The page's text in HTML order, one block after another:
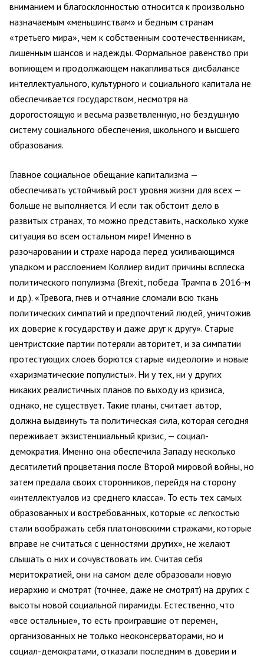
вниманием и благосклонностью относится к произвольно
назначаемым «меньшинствам» и бедным странам
«третьего мира», чем к собственным соотечественникам,
лишенным шансов и надежды. Формальное равенство при
вопиющем и продолжающем накапливаться дисбалансе
интеллектуального, культурного и социального капитала не
обеспечивается государством, несмотря на
дорогостоящую и весьма разветвленную, но бездушную
систему социального обеспечения, школьного и высшего
образования.
Главное социальное обещание капитализма —
обеспечивать устойчивый рост уровня жизни для всех —
больше не выполняется. И если так обстоит дело в
развитых странах, то можно представить, насколько хуже
ситуация во всем остальном мире! Именно в
разочаровании и страхе народа перед усиливающимся
упадком и расслоением Коллиер видит причины всплеска
политического популизма (Brexit, победа Трампа в 2016-м
и др.). «Тревога, гнев и отчаяние сломали всю ткань
политических симпатий и предпочтений людей, уничтожив
их доверие к государству и даже друг к другу». Старые
центристские партии потеряли авторитет, и за симпатии
протестующих слоев борются старые «идеологи» и новые
«харизматические популисты». Ни у тех, ни у других
никаких реалистичных планов по выходу из кризиса,
однако, не существует. Такие планы, считает автор,
должна выдвинуть та политическая сила, которая сегодня
переживает экзистенциальный кризис, — социал-
демократия. Именно она обеспечила Западу несколько
десятилетий процветания после Второй мировой войны, но
затем предала своих сторонников, перейдя на сторону
«интеллектуалов из среднего класса». То есть тех самых
образованных и востребованных, которые «с легкостью
стали воображать себя платоновскими стражами, которые
вправе не считаться с ценностями других», не желают
слышать о них и сочувствовать им. Считая себя
меритократией, они на самом деле образовали новую
иерархию и смотрят (точнее, даже не смотрят) на других с
высоты новой социальной пирамиды. Естественно, что
«все остальные», то есть проигравшие от перемен,
организованных не только неоконсерваторами, но и
социал-демократами, отказали последним в доверии и